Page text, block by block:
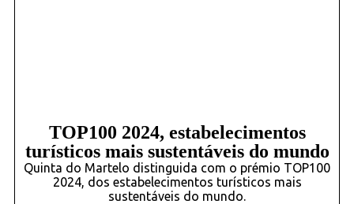
TOP100 2024, estabelecimentos
turísticos mais sustentáveis do mundo
Quinta do Martelo distinguida com o prémio TOP100
2024, dos estabelecimentos turísticos mais
sustentáveis do mundo.